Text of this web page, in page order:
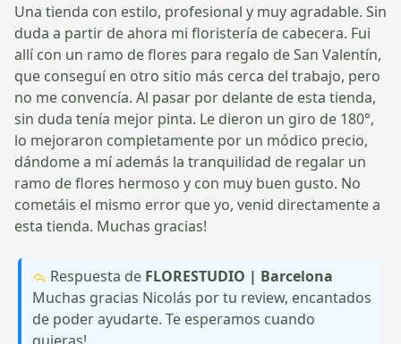
Una tienda con estilo, profesional y muy agradable. Sin
duda a partir de ahora mi floristería de cabecera. Fui
allí con un ramo de flores para regalo de San Valentín,
que conseguí en otro sitio más cerca del trabajo, pero
no me convencía. Al pasar por delante de esta tienda,
sin duda tenía mejor pinta. Le dieron un giro de 180°,
lo mejoraron completamente por un módico precio,
dándome a mí además la tranquilidad de regalar un
ramo de flores hermoso y con muy buen gusto. No
cometáis el mismo error que yo, venid directamente a
esta tienda. Muchas gracias!
Respuesta de FLORESTUDIO | Barcelona
Muchas gracias Nicolás por tu review, encantados
de poder ayudarte. Te esperamos cuando
quieras!